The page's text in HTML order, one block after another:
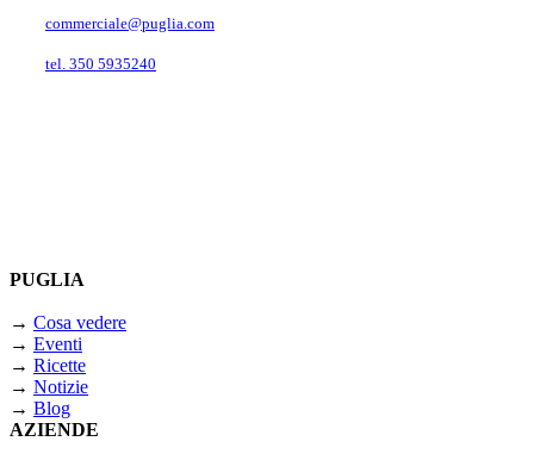
commerciale@puglia.com
tel. 350 5935240
PUGLIA
→ Cosa vedere
→ Eventi
→ Ricette
→ Notizie
→ Blog
AZIENDE